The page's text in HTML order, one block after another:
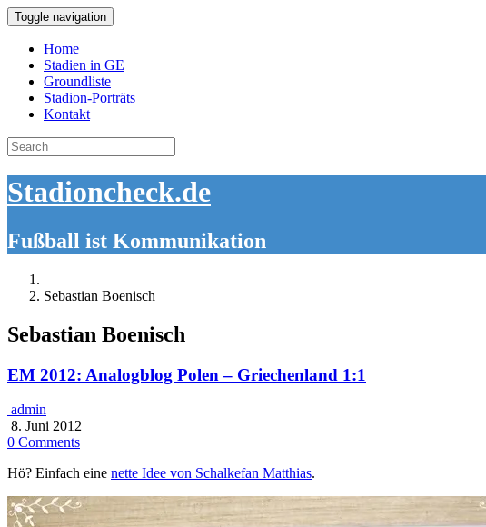
Toggle navigation
Home
Stadien in GE
Groundliste
Stadion-Porträts
Kontakt
Search
for:
Stadioncheck.de
Fußball ist Kommunikation
Sebastian Boenisch
Sebastian Boenisch
EM 2012: Analogblog Polen – Griechenland 1:1
admin
8. Juni 2012
0 Comments
Hö? Einfach eine nette Idee von Schalkefan Matthias.